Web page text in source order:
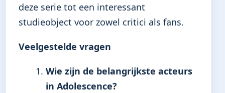
deze serie tot een interessant
studieobject voor zowel critici als fans.
Veelgestelde vragen
Wie zijn de belangrijkste acteurs
in Adolescence?